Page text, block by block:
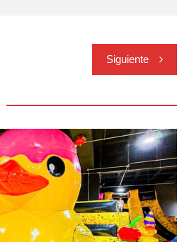
Siguiente